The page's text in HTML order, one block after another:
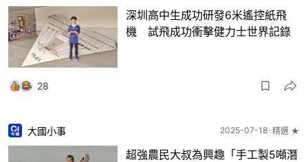
深圳高中生成功研發6米遙控紙飛
機 試飛成功衝擊健力士世界記錄
28
大國小事 2025-07-18 精選 ★
超強農民大叔為興趣「手工製5噸潛